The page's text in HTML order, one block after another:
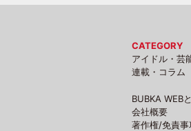
CATEGORY
アイドル・芸
連載・コラム
BUBKA WEB
会社概要
著作権/免責事